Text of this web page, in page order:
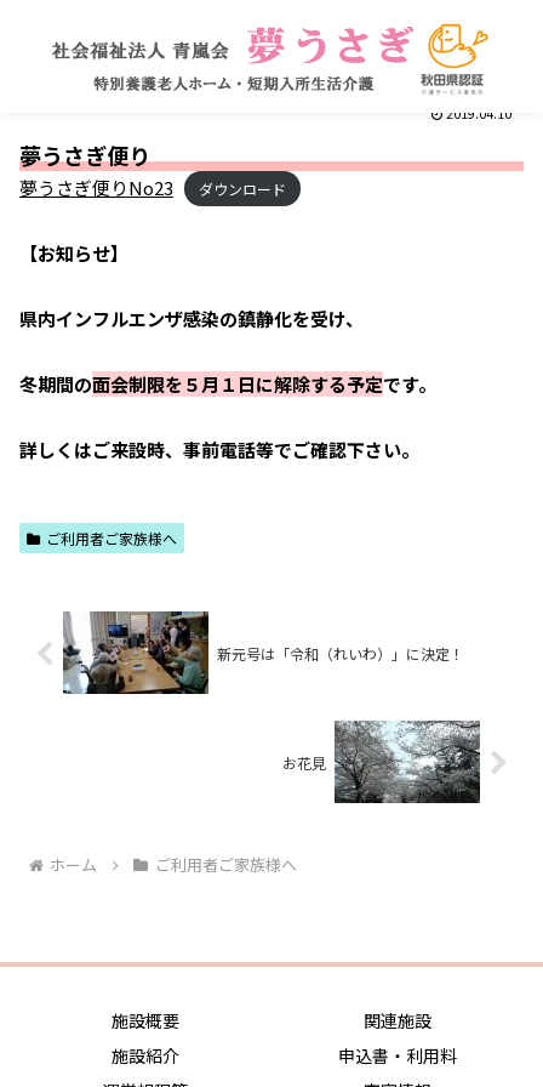
2019.04.10
夢うさぎ便り
夢うさぎ便りNo23 ダウンロード
【お知らせ】
県内インフルエンザ感染の鎮静化を受け、
冬期間の面会制限を５月１日に解除する予定です。
詳しくはご来設時、事前電話等でご確認下さい。
ご利用者ご家族様へ
新元号は「令和（れいわ）」に決定！
お花見
ホーム ご利用者ご家族様へ
施設概要
関連施設
施設紹介
申込書・利用料